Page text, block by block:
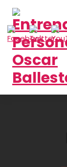
contenido